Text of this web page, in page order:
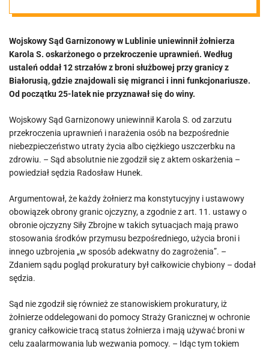
strzelał do
imigrantów na
granicy z
Białorusią
Wojskowy Sąd Garnizonowy w Lublinie uniewinnił żołnierza
Karola S. oskarżonego o przekroczenie uprawnień. Według
ustaleń oddał 12 strzałów z broni służbowej przy granicy z
Białorusią, gdzie znajdowali się migranci i inni funkcjonariusze.
Od początku 25-latek nie przyznawał się do winy.
Wojskowy Sąd Garnizonowy uniewinnił Karola S. od zarzutu
przekroczenia uprawnień i narażenia osób na bezpośrednie
niebezpieczeństwo utraty życia albo ciężkiego uszczerbku na
zdrowiu. – Sąd absolutnie nie zgodził się z aktem oskarżenia –
powiedział sędzia Radosław Hunek.
Argumentował, że każdy żołnierz ma konstytucyjny i ustawowy
obowiązek obrony granic ojczyzny, a zgodnie z art. 11. ustawy o
obronie ojczyzny Siły Zbrojne w takich sytuacjach mają prawo
stosowania środków przymusu bezpośredniego, użycia broni i
innego uzbrojenia „w sposób adekwatny do zagrożenia”. –
Zdaniem sądu pogląd prokuratury był całkowicie chybiony – dodał
sędzia.
Sąd nie zgodził się również ze stanowiskiem prokuratury, iż
żołnierze oddelegowani do pomocy Straży Granicznej w ochronie
granicy całkowicie tracą status żołnierza i mają używać broni w
celu zaalarmowania lub wezwania pomocy. – Idąc tym tokiem